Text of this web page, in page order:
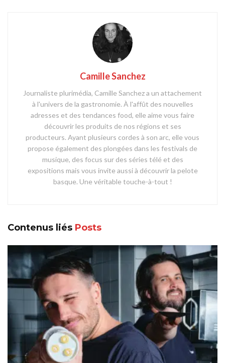
Camille Sanchez
Journaliste plurimédia, Camille Sanchez a un attachement
à l'univers de la gastronomie. À l'affût des nouvelles
adresses et des tendances food, elle aime vous faire
découvrir les produits de nos régions et ses
producteurs. Ayant plusieurs cordes à son arc, elle vous
propose également des plongées dans les festivals de
musique, des focus sur des séries télé et des
expositions mais vous invite aussi à découvrir la pelote
basque. Une véritable touche-à-tout !
Contenus liés Posts